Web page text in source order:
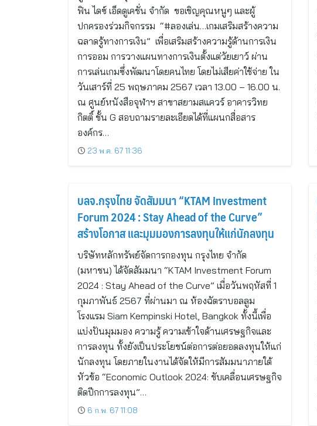
ฟิน ไดซ์ เอ็ดดูเคชั่น จำกัด ขอเชิญคุณหนูๆ และผู้
ปกครองร่วมกิจกรรม “#ลองเล่น…เกมเสริมสร้างความ
ฉลาดรู้ทางการเงิน” เพื่อเสริมสร้างความรู้ด้านการเงิน
การออม การวางแผนทางการเงินตั้งแต่วัยเยาว์ ผ่าน
การเล่นเกมซึ่งพัฒนาโดยคนไทย โดยไม่เสียค่าใช้จ่าย ใน
วันเสาร์ที่ 25 พฤษภาคม 2567 เวลา 13.00 – 16.00 น.
ณ ศูนย์หนังสือจุฬาฯ สาขาสยามสแควร์ อาคารวิทย
กิตติ์ ชั้น G สอบถามรายละเอียดได้ที่แผนกสื่อสาร
องค์กร…
23 พ.ค. 67 11:36
บลจ.กรุงไทย จัดสัมมนา “KTAM Investment
Forum 2024 : Stay Ahead of the Curve”
สร้างโอกาส และมุมมองการลงทุนให้แก่นักลงทุน
บริษัทหลักทรัพย์จัดการกองทุน กรุงไทย จำกัด
(มหาชน) ได้จัดสัมมนา “KTAM Investment Forum
2024 : Stay Ahead of the Curve” เมื่อวันพฤหัสที่ 1
กุมภาพันธ์ 2567 ที่ผ่านมา ณ ห้องฉัตราบอลลูม
โรงแรม Siam Kempinski Hotel, Bangkok ทั้งนี้เพื่อ
แบ่งปันมุมมอง ความรู้ ความเข้าใจด้านเศรษฐกิจและ
การลงทุน ทั้งยังเป็นประโยชน์ต่อการต่อยอดลงทุนให้แก่
นักลงทุน โดยภายในงานได้จัดให้มีการสัมมนาภายใต้
หัวข้อ “Economic Outlook 2024: ขับเคลื่อนเศรษฐกิจ
ติดปีกการลงทุน”…
6 ก.พ. 67 11:08